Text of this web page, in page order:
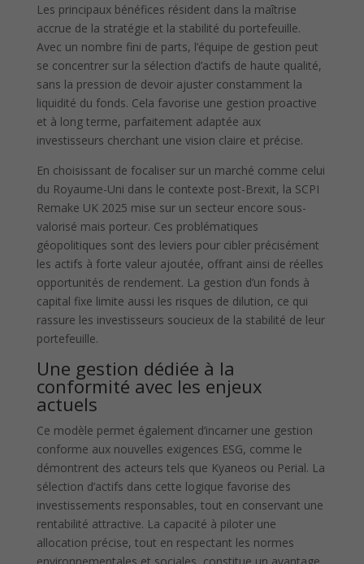
Les principaux bénéfices résident dans la maîtrise
accrue de la stratégie et la stabilité du portefeuille.
Avec un nombre fini de parts, l’équipe de gestion peut
se concentrer sur la sélection d’actifs de haute qualité,
sans la pression de devoir ajuster constamment la
liquidité du fonds. Cela favorise une gestion proactive
et à long terme, parfaitement adaptée aux
investisseurs cherchant une vision claire et précise.
En choisissant de focaliser sur un marché comme celui
du Royaume-Uni dans le contexte post-Brexit, la SCPI
Remake UK 2025 mise sur un secteur encore sous-
valorisé mais porteur. Ces problématiques
géopolitiques sont des leviers pour cibler précisément
les actifs à forte valeur ajoutée, offrant ainsi de réelles
opportunités de rendement. La gestion d’un fonds à
capital fixe limite aussi les risques de dilution, ce qui
rassure les investisseurs soucieux de la stabilité de leur
portefeuille.
Une gestion dédiée à la
conformité avec les enjeux
actuels
Ce modèle permet également d’incarner une gestion
conforme aux nouvelles exigences ESG, comme le
démontrent des acteurs tels que Kyaneos ou Perial. La
sélection d’actifs dans cette logique favorise des
investissements responsables, tout en conservant une
rentabilité attractive. La capacité à piloter une
allocation précise, tout en respectant les normes
environnementales et sociales, constitue un avantage